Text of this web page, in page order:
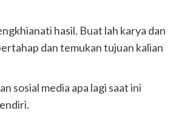
hasil. Buat lah karya dan
dan temukan tujuan kalian
sosial media apa lagi saat ini